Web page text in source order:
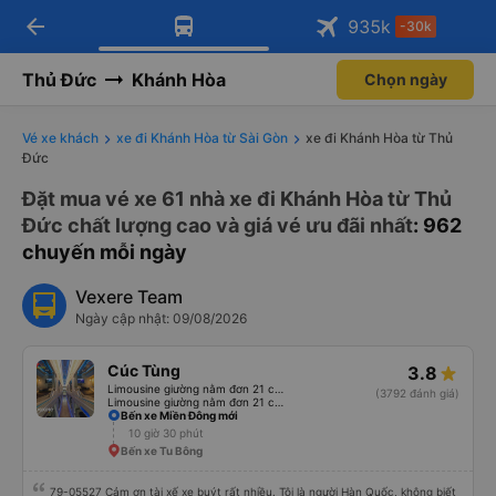
Tải app Vexere ngay!
Nhận ưu đãi thành viên độc
Mở app
Tải app Vexere
-30k/ghế khi đặt vé máy bay qua
Mở app
arrow_back 935k -30k
Thủ Đức Khánh Hòa Chọn ngày
Vé xe khách xe đi Khánh Hòa từ Sài Gòn
xe đi Khánh Hòa từ Thủ
Đức
Đặt mua vé xe 61 nhà xe đi Khánh Hòa từ Thủ
Đức chất lượng cao và giá vé ưu đãi nhất: 962
chuyến mỗi ngày
Vexere Team
Ngày cập nhật: 09/08/2026
Cúc Tùng 3.8
(3792 đánh giá)
Bến xe Miền Đông mới
10 giờ 30 phút
Bến xe Tu Bông
79-05527 Cảm ơn tài xế xe buýt rất nhiều. Tôi là người Hàn Quốc, không biết